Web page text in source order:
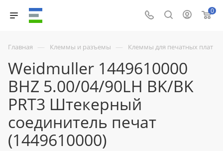
0
Главная — Клеммы и разъемы — Клеммы для печатных плат
Weidmuller 1449610000
BHZ 5.00/04/90LH BK/BK
PRT3 Штекерный
соединитель печат
(1449610000)